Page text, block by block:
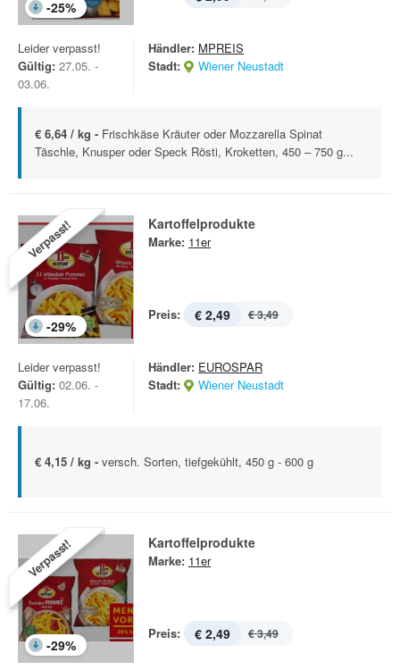
-25%
Leider verpasst!
Gültig: 27.05. -
03.06.
Händler: MPREIS
Stadt:
Wiener Neustadt
€ 6,64 / kg - Frischkäse Kräuter oder Mozzarella Spinat
Täschle, Knusper oder Speck Rösti, Kroketten, 450 – 750 g...
Verpasst!
-29%
Kartoffelprodukte
Marke: 11er
Preis: € 2,49 € 3,49
Leider verpasst!
Gültig: 02.06. -
17.06.
Händler: EUROSPAR
Stadt:
Wiener Neustadt
€ 4,15 / kg - versch. Sorten, tiefgekühlt, 450 g - 600 g
Verpasst!
-29%
Kartoffelprodukte
Marke: 11er
Preis: € 2,49 € 3,49